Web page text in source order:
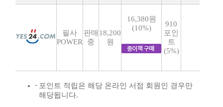
필사
POWER
판매
중
18,200
원
16,380원
(10%)
910
포인
트
(5%)
포인트 적립은 해당 온라인 서점 회원인 경우만
해당됩니다.